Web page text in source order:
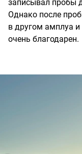
записывал пробы
Однако после
в другом амплуа
очень благодарен.